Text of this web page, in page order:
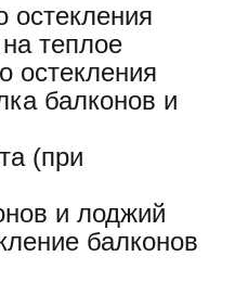
остекления
теплое
остекления
балконов и
(при
и лоджий
балконов